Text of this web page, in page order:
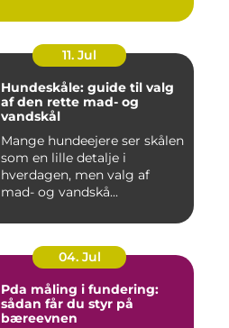
11. Jul
Hundeskåle: guide til valg
af den rette mad- og
vandskål
Mange hundeejere ser skålen
som en lille detalje i
hverdagen, men valg af
mad- og vandskå...
04. Jul
Pda måling i fundering:
sådan får du styr på
bæreevnen